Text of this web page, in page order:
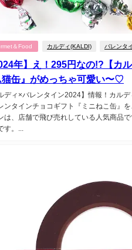
＆Food カルディ(KALDI) バレンタ
年】え！295円なの!?【カ
猫缶』がめっちゃ可愛い〜♡
ディ×バレンタイン2024】情報！カル
ンタインチョコギフト『ミニねこ缶』
は、店舗で飛び売れしている人気商品
す。...